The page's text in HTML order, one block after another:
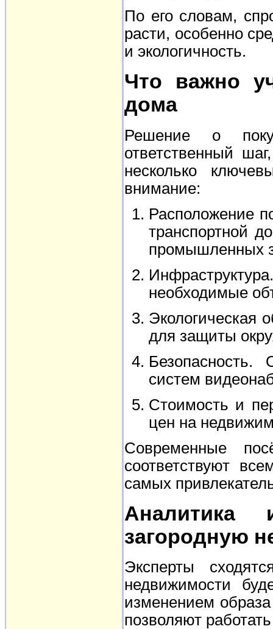
По его словам,
расти, особенно
и экологичность.
Что важно
дома
Решение о
ответственный
несколько
внимание:
Расположение
транспортной
промышленных
необходимые
Экологическая
для защиты
систем
Стоимость и
цен на
Современные
соответствуют
самых
загородную
Эксперты
недвижимости
изменением
позволяют